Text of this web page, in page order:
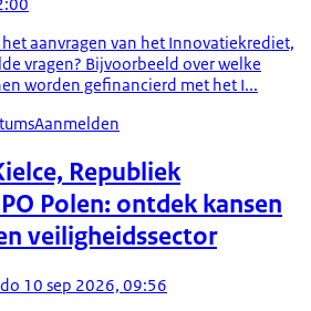
aanvragen van het Innovatiekrediet,
vragen? Bijvoorbeeld over welke
worden gefinancierd met het I...
Aanmelden
Republiek
Polen: ontdek kansen
veiligheidssector
10 sep 2026, 09:56